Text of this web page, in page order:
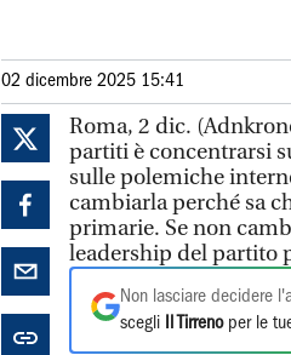
02 dicembre 2025 15:41
Roma, 2 dic.
partiti è concentrarsi
sulle polemiche
cambiarla perché sa
primarie. Se non
leadership del partito
Non lasciare decidere
scegli
Il Tirrenoper le